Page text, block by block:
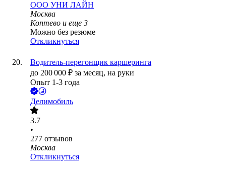
ООО УНИ ЛАЙН
Москва
Коптево и еще 3
Можно без резюме
Откликнуться
Водитель-перегонщик каршеринга
до 200 000 ₽ за месяц, на руки
Опыт 1-3 года
Делимобиль
3.7
•
277 отзывов
Москва
Откликнуться